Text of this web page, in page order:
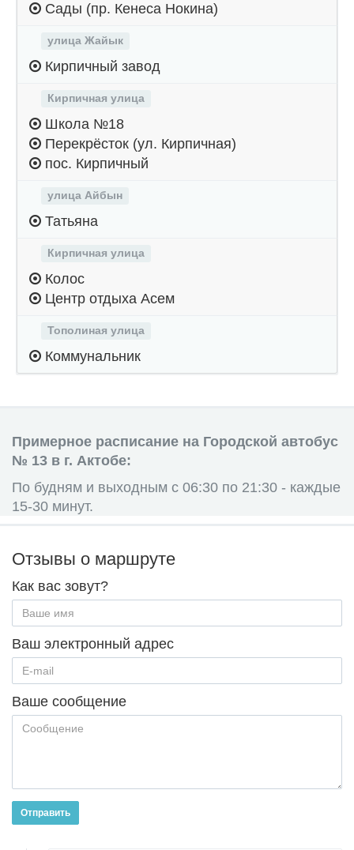
Сады (пр. Кенеса Нокина)
улица Жайык
Кирпичный завод
Кирпичная улица
Школа №18
Перекрёсток (ул. Кирпичная)
пос. Кирпичный
улица Айбын
Татьяна
Кирпичная улица
Колос
Центр отдыха Асем
Тополиная улица
Коммунальник
Примерное расписание на Городской автобус
№ 13 в г. Актобе:
По будням и выходным с 06:30 по 21:30 - каждые
15-30 минут.
Отзывы о маршруте
Как вас зовут?
Ваш электронный адрес
Ваше сообщение
Отправить